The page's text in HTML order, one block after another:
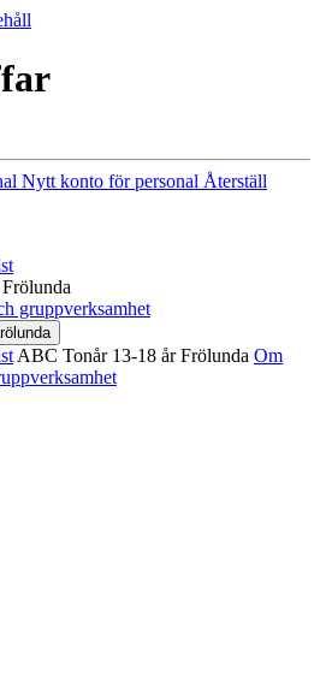
Nytt konto för personal Återställ
gruppverksamhet
ABC Tonår 13-18 år Frölunda Om